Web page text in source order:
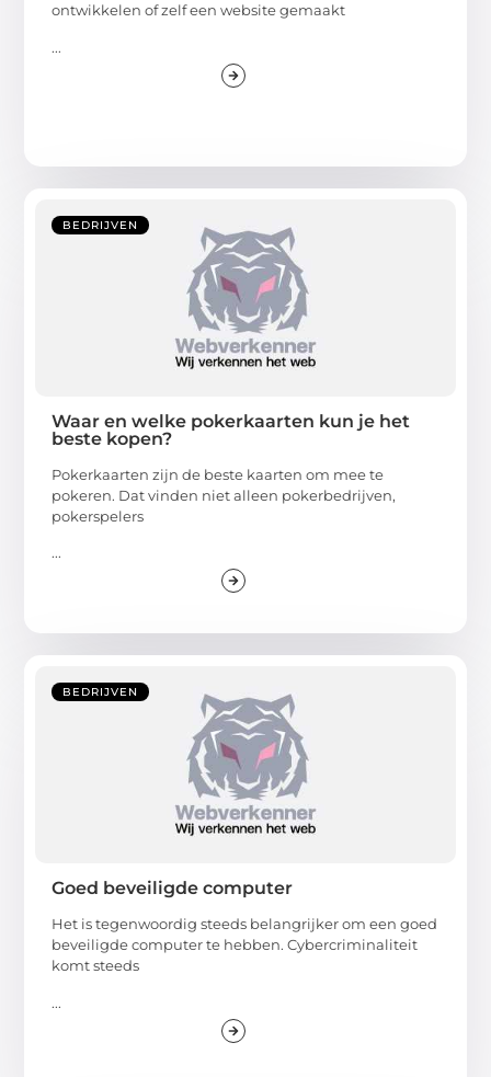
ontwikkelen of zelf een website gemaakt
...
BEDRIJVEN
Waar en welke pokerkaarten kun je het
beste kopen?
Pokerkaarten zijn de beste kaarten om mee te
pokeren. Dat vinden niet alleen pokerbedrijven,
pokerspelers
...
BEDRIJVEN
Goed beveiligde computer
Het is tegenwoordig steeds belangrijker om een goed
beveiligde computer te hebben. Cybercriminaliteit
komt steeds
...